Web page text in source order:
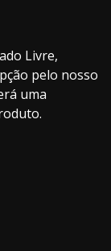
Livre,
pelo nosso
uma